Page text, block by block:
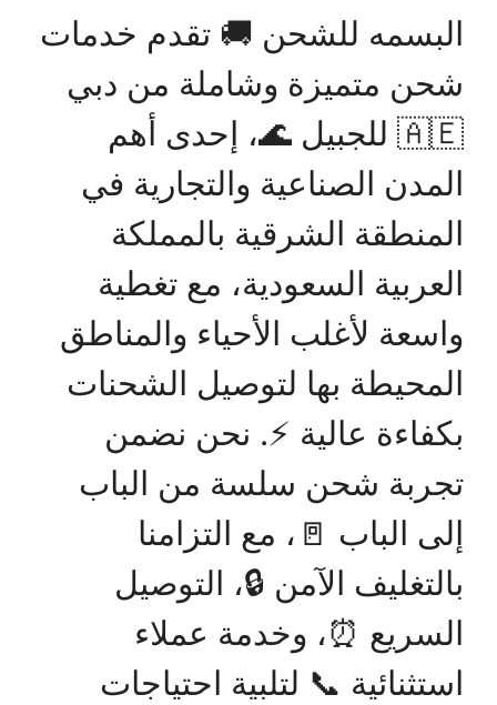
البسمه للشحن 🚚 تقدم خدمات
شحن متميزة وشاملة من دبي
🇦🇪 للجبيل 🌊، إحدى أهم
المدن الصناعية والتجارية في
المنطقة الشرقية بالمملكة
العربية السعودية، مع تغطية
واسعة لأغلب الأحياء والمناطق
المحيطة بها لتوصيل الشحنات
بكفاءة عالية ⚡. نحن نضمن
تجربة شحن سلسة من الباب
إلى الباب 🚪، مع التزامنا
بالتغليف الآمن 🔒، التوصيل
السريع ⏰، وخدمة عملاء
استثنائية 📞 لتلبية احتياجات